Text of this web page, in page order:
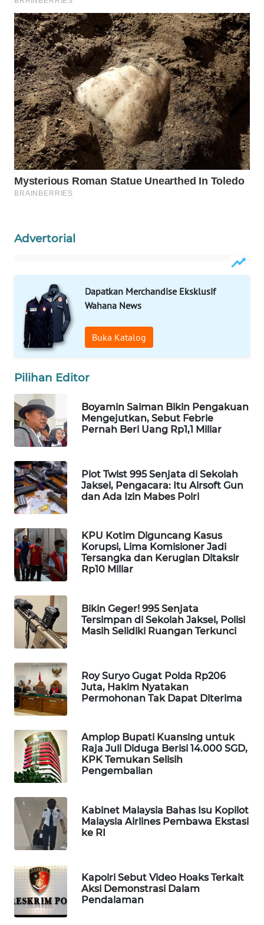
Advertorial
Dapatkan Merchandise Eksklusif
Wahana News
Buka Katalog
Pilihan Editor
Boyamin Saiman Bikin Pengakuan
Mengejutkan, Sebut Febrie
Pernah Beri Uang Rp1,1 Miliar
Plot Twist 995 Senjata di Sekolah
Jaksel, Pengacara: Itu Airsoft Gun
dan Ada Izin Mabes Polri
KPU Kotim Diguncang Kasus
Korupsi, Lima Komisioner Jadi
Tersangka dan Kerugian Ditaksir
Rp10 Miliar
Bikin Geger! 995 Senjata
Tersimpan di Sekolah Jaksel, Polisi
Masih Selidiki Ruangan Terkunci
Roy Suryo Gugat Polda Rp206
Juta, Hakim Nyatakan
Permohonan Tak Dapat Diterima
Amplop Bupati Kuansing untuk
Raja Juli Diduga Berisi 14.000 SGD,
KPK Temukan Selisih
Pengembalian
Kabinet Malaysia Bahas Isu Kopilot
Malaysia Airlines Pembawa Ekstasi
ke RI
Kapolri Sebut Video Hoaks Terkait
Aksi Demonstrasi Dalam
Pendalaman
KONSUMEN
WAHANA
LISTRIK
WAHANA
TRAVEL
WAHANA
TV
WAHANANEWS
ID
CO ID
NET
WAHANA
SPORT
WAHANA
WAHANA
SELEB
WAHANA
WAHANA
OTOMOTIF
WAHANA
HEALTH
WAHANA
WISATA
LAPAK
WAHANA
Wahana
Network
KONSUMEN
LISTRIK
MASYARAKAT
KELISTRIKAN
WALINKI
ID
MAWAKA
MARTABAT
NET